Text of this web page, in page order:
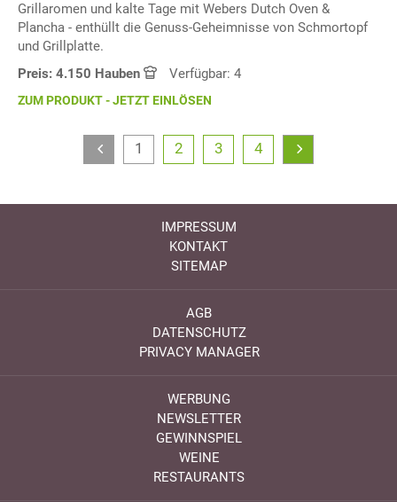
Grillaromen und kalte Tage mit Webers Dutch Oven &
Plancha - enthüllt die Genuss-Geheimnisse von Schmortopf
und Grillplatte.
Preis: 4.150 Hauben
Verfügbar: 4
ZUM PRODUKT - JETZT EINLÖSEN
1 2 3 4
IMPRESSUM
KONTAKT
SITEMAP
AGB
DATENSCHUTZ
PRIVACY MANAGER
WERBUNG
NEWSLETTER
GEWINNSPIEL
WEINE
RESTAURANTS